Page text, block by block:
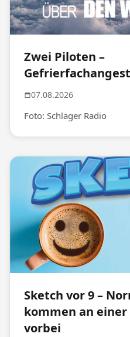
Zwei Piloten –
07.08.2026
Foto: Schlager Radio
Sketch vor 9 –
kommen an
vorbei